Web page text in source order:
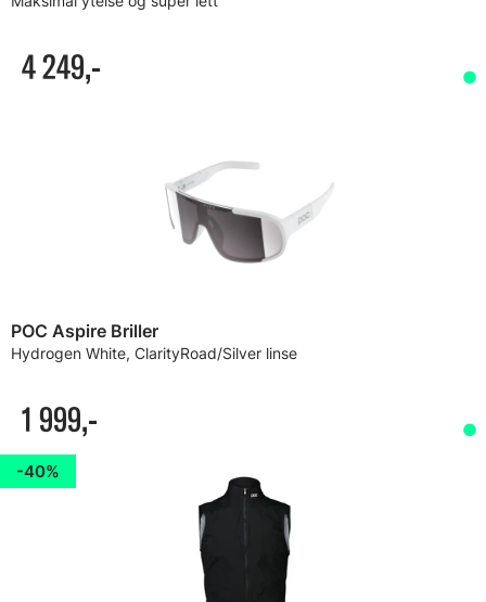
4 249,-
POC Aspire Briller
Hydrogen White, ClarityRoad/Silver linse
1 999,-
40%